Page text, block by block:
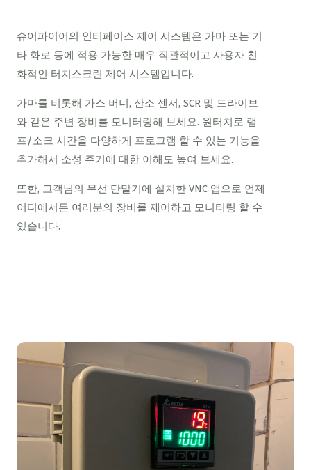
슈어파이어의 인터페이스 제어 시스템은 가마 또는 기
타 화로 등에 적용 가능한 매우 직관적이고 사용자 친
화적인 터치스크린 제어 시스템입니다.
가마를 비롯해 가스 버너, 산소 센서, SCR 및 드라이브
와 같은 주변 장비를 모니터링해 보세요. 원터치로 램
프/소크 시간을 다양하게 프로그램 할 수 있는 기능을
추가해서 소성 주기에 대한 이해도 높여 보세요.
또한, 고객님의 무선 단말기에 설치한 VNC 앱으로 언제
어디에서든 여러분의 장비를 제어하고 모니터링 할 수
있습니다.